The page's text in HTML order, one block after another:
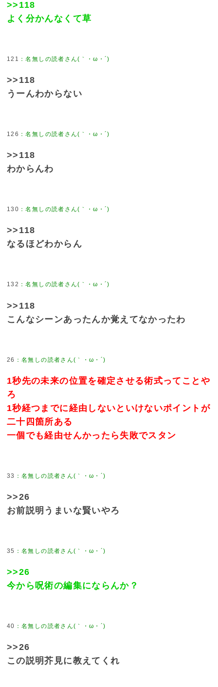
>>118
よく分かんなくて草
121
>>118
うーんわからない
126
>>118
わからんわ
130
>>118
なるほどわからん
132
>>118
こんなシーンあったんか覚えてなかったわ
26
1秒先の未来の位置を確定させる術式ってことや
ろ
1秒経つまでに経由しないといけないポイントが
二十四箇所ある
一個でも経由せんかったら失敗でスタン
33
>>26
お前説明うまいな賢いやろ
35
>>26
今から呪術の編集にならんか？
40
>>26
この説明芥見に教えてくれ